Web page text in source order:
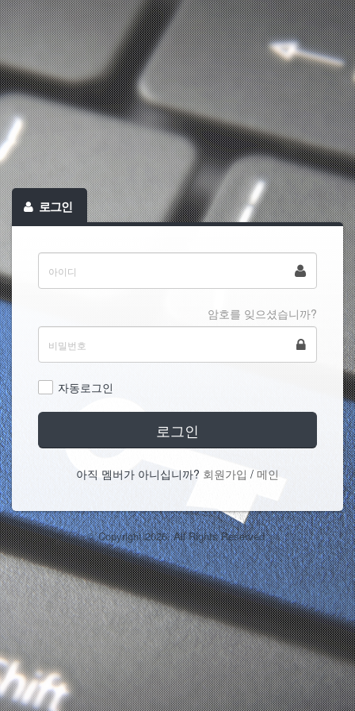
로그인
암호를 잊으셨습니까?
자동로그인
로그인
아직 멤버가 아니십니까? 회원가입 / 메인
© Copyright 2026. All Rights Reserved.